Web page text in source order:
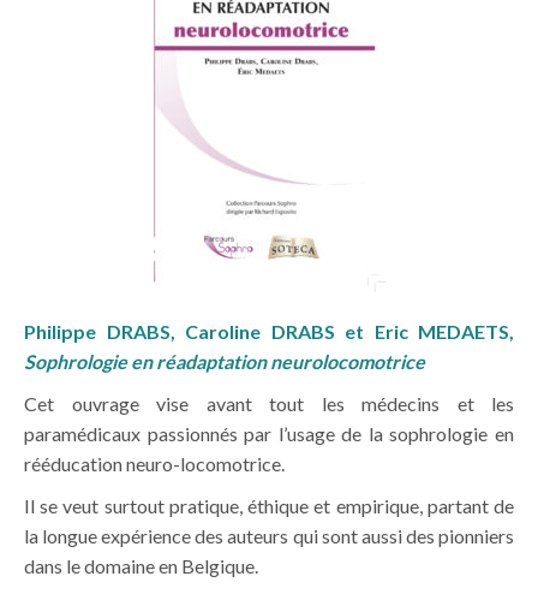
Philippe DRABS, Caroline DRABS et Eric MEDAETS,
Sophrologie en réadaptation neurolocomotrice
Cet ouvrage vise avant tout les médecins et les
paramédicaux passionnés par l’usage de la sophrologie en
rééducation neuro-locomotrice.
Il se veut surtout pratique, éthique et empirique, partant de
la longue expérience des auteurs qui sont aussi des pionniers
dans le domaine en Belgique.